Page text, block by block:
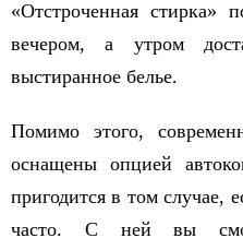
«Отстроченная стирка»
вечером, а утром
выстиранное белье.
Помимо этого,
оснащены опцией
пригодится в том случае,
часто. С ней вы